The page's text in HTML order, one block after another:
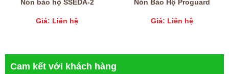
Cam kết với khách hàng
Nón bảo hộ SSEDA-2
Giá: Liên hệ
Nón Bảo Hộ Proguard
Giá: Liên hệ